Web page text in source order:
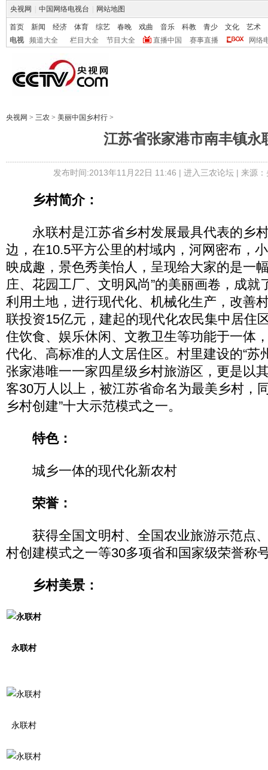
央视网 中国网络电视台 网站地图
首页 新闻 经济 体育 综艺 春晚 戏曲 音乐 科教 青少 文化
艺术
电视
频道大全 栏目大全 节目大全 直播中国 赛事直播 网络
央视网 > 三农 > 美丽中国乡村行 >
江苏省张家港市南丰镇永
发布时间:2013年11月22日 11:46 | 进入三农论坛| 来源
乡村简介：
永联村是江苏省乡村发展最具代表的乡
边，在10.5平方公里的村域内，河网密布，
映成趣，景色秀美怡人，呈现给大家的是一
庄、花园工厂、文明风尚”的美丽画卷，成就
利用土地，进行现代化、机械化生产，改善
联投资15亿元，建起的现代化农民集中居
住饮食、娱乐休闲、文教卫生等功能于一体
代化、高标准的人文居住区。村里建设的“苏
张家港唯一一家四星级乡村旅游区，更是以
客30万人以上，被江苏省命名为最美乡村，
乡村创建”十大示范模式之一。
特色：
城乡一体的现代化新农村
荣誉：
获得全国文明村、全国农业旅游示范点
村创建模式之一等30多项省和国家级荣誉称
乡村美景：
永联村
永联村